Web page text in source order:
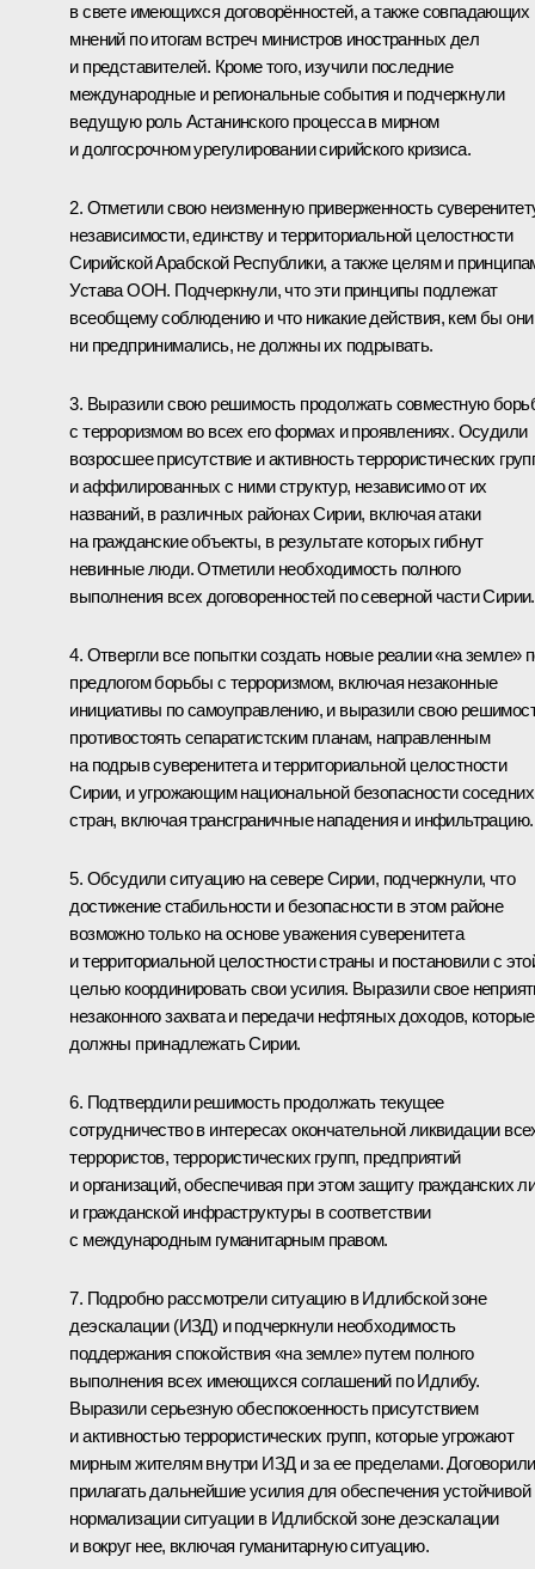
в свете имеющихся договорённостей, а также совпадающих
мнений по итогам встреч министров иностранных дел
и представителей. Кроме того, изучили последние
международные и региональные события и подчеркнули
ведущую роль Астанинского процесса в мирном
и долгосрочном урегулировании сирийского кризиса.
2. Отметили свою неизменную приверженность
независимости, единству и территориальной целостности
Сирийской Арабской Республики, а также целям и
Устава ООН. Подчеркнули, что эти принципы подлежат
всеобщему соблюдению и что никакие действия, кем бы они
ни предпринимались, не должны их подрывать.
3. Выразили свою решимость продолжать совместную
с терроризмом во всех его формах и проявлениях. Осудили
возросшее присутствие и активность террористических
и аффилированных с ними структур, независимо от их
названий, в различных районах Сирии, включая атаки
на гражданские объекты, в результате которых гибнут
невинные люди. Отметили необходимость полного
выполнения всех договоренностей по северной части Сирии.
4. Отвергли все попытки создать новые реалии «на земле»
предлогом борьбы с терроризмом, включая незаконные
инициативы по самоуправлению, и выразили свою
противостоять сепаратистским планам, направленным
на подрыв суверенитета и территориальной целостности
Сирии, и угрожающим национальной безопасности соседних
стран, включая трансграничные нападения и инфильтрацию.
5. Обсудили ситуацию на севере Сирии, подчеркнули, что
достижение стабильности и безопасности в этом районе
возможно только на основе уважения суверенитета
и территориальной целостности страны и постановили с
целью координировать свои усилия. Выразили свое
незаконного захвата и передачи нефтяных доходов, которые
должны принадлежать Сирии.
6. Подтвердили решимость продолжать текущее
сотрудничество в интересах окончательной ликвидации
террористов, террористических групп, предприятий
и организаций, обеспечивая при этом защиту гражданских
и гражданской инфраструктуры в соответствии
с международным гуманитарным правом.
7. Подробно рассмотрели ситуацию в Идлибской зоне
деэскалации (ИЗД) и подчеркнули необходимость
поддержания спокойствия «на земле» путем полного
выполнения всех имеющихся соглашений по Идлибу.
Выразили серьезную обеспокоенность присутствием
и активностью террористических групп, которые угрожают
мирным жителям внутри ИЗД и за ее пределами.
прилагать дальнейшие усилия для обеспечения устойчивой
нормализации ситуации в Идлибской зоне деэскалации
и вокруг нее, включая гуманитарную ситуацию.